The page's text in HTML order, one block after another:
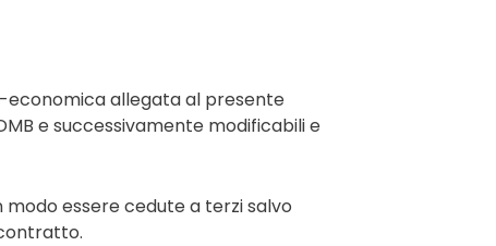
economica allegata al presente
e successivamente modificabili e
modo essere cedute a terzi salvo